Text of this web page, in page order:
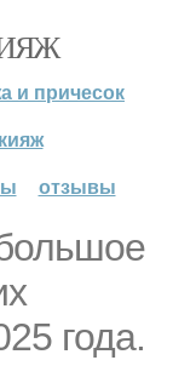
и причесок
отзывы
года.